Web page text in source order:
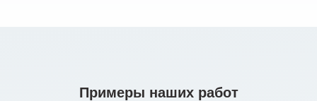
Примеры наших работ